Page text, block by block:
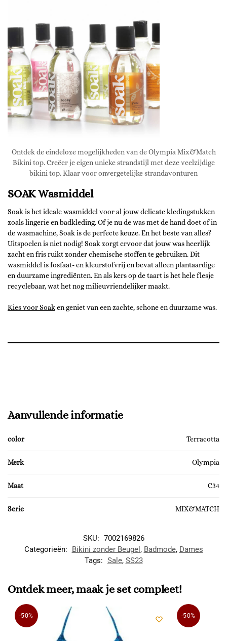
Ontdek de eindeloze mogelijkheden van de Olympia Mix&Match
Bikini top. Creëer je eigen unieke strandstijl met deze veelzijdige
bikini top. Klaar voor onvergetelijke strandavonturen
SOAK Wasmiddel
Soak is het ideale wasmiddel voor al jouw delicate kledingstukken
zoals lingerie en badkleding. Of je nu de was met de hand doet of in
de wasmachine, Soak is de perfecte keuze. En het beste van alles?
Uitspoelen is niet nodig! Soak zorgt ervoor dat jouw was heerlijk
zacht en fris ruikt zonder chemische stoffen te gebruiken. Dit
wasmiddel is fosfaat- en kleurstofvrij en bevat alleen plantaardige
en duurzame ingrediënten. En als kers op de taart is het hele flesje
recyclebaar, wat het nog milieuvriendelijker maakt.
Kies voor Soaken geniet van een zachte, schone en duurzame was.
Aanvullende informatie
color Terracotta
Merk Olympia
Maat C34
Serie MIX&MATCH
SKU: 7002169826
Categorieën:
Bikini zonder Beugel , Badmode, Dames
Tags: Sale, SS23
Ontdek meer, maak je set compleet!
-50% -50%